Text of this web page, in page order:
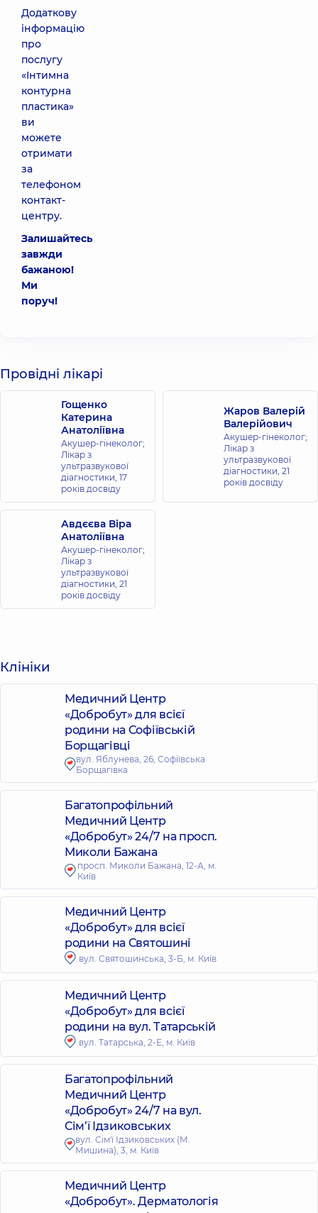
Додаткову
інформацію
про
послугу
«Інтимна
контурна
пластика»
ви
можете
отримати
за
телефоном
контакт-
центру.
Залишайтесь
завжди
бажаною!
Ми
поруч!
Провідні лікарі
Гощенко
Катерина
Анатоліївна
Акушер-гінеколог;
Лікар з
ультразвукової
діагностики, 17
років досвіду
Жаров Валерій
Валерійович
Акушер-гінеколог;
Лікар з
ультразвукової
діагностики, 21
років досвіду
Авдєєва Віра
Анатоліївна
Акушер-гінеколог;
Лікар з
ультразвукової
діагностики, 21
років досвіду
Клініки
Медичний Центр
«Добробут» для всієї
родини на Софіївській
Борщагівці
вул. Яблунева, 26, Софіївська
Борщагівка
Багатопрофільний
Медичний Центр
«Добробут» 24/7 на просп.
Миколи Бажана
просп. Миколи Бажана, 12-А, м.
Київ
Медичний Центр
«Добробут» для всієї
родини на Святошині
вул. Святошинська, 3-Б, м. Київ
Медичний Центр
«Добробут» для всієї
родини на вул. Татарській
вул. Татарська, 2-Е, м. Київ
Багатопрофільний
Медичний Центр
«Добробут» 24/7 на вул.
Сім’ї Ідзиковських
вул. Сім'ї Ідзиковських (М.
Мишина), 3, м. Київ
Медичний Центр
«Добробут». Дерматологія